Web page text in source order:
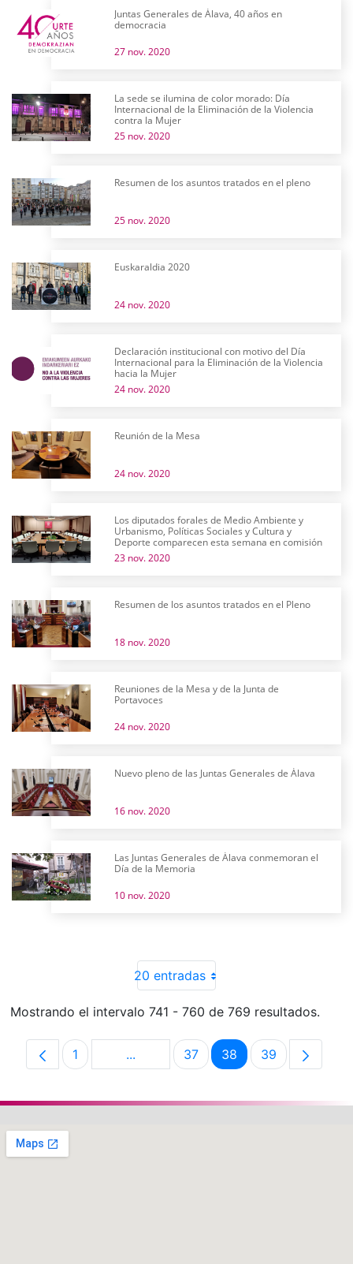
Juntas Generales de Álava, 40 años en
democracia
27 nov. 2020
La sede se ilumina de color morado: Día
Internacional de la Eliminación de la Violencia
contra la Mujer
25 nov. 2020
Resumen de los asuntos tratados en el pleno
25 nov. 2020
Euskaraldia 2020
24 nov. 2020
Declaración institucional con motivo del Día
Internacional para la Eliminación de la Violencia
hacia la Mujer
24 nov. 2020
Reunión de la Mesa
24 nov. 2020
Los diputados forales de Medio Ambiente y
Urbanismo, Políticas Sociales y Cultura y
Deporte comparecen esta semana en comisión
23 nov. 2020
Resumen de los asuntos tratados en el Pleno
18 nov. 2020
Reuniones de la Mesa y de la Junta de
Portavoces
24 nov. 2020
Nuevo pleno de las Juntas Generales de Álava
16 nov. 2020
Las Juntas Generales de Álava conmemoran el
Día de la Memoria
10 nov. 2020
20 entradas
Mostrando el intervalo 741 - 760 de 769 resultados.
Página
1 ...Páginas intermedias Use TAB para
Página
37 Página
38 Página
39